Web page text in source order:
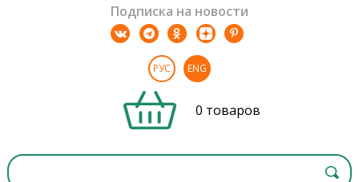
Подписка на новости
РУС ENG
0 товаров